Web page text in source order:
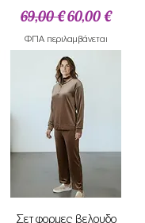
Κανονική τιμή
69,00 €Τιμή
60,00 €
ΦΠΑ περιλαμβάνεται
Σετ φορμες βελουδο